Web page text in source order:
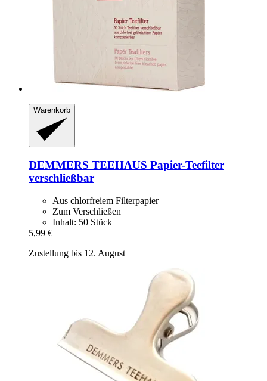
Warenkorb
DEMMERS TEEHAUS Papier-​Teefilter
verschließbar
Aus chlorfreiem Filterpapier
Zum Verschließen
Inhalt: 50 Stück
5,99 €
Zustellung bis 12. August